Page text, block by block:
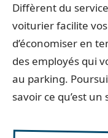
Diffèrent du
voiturier facilite
d’économiser en
des employés qui
au parking.
savoir ce qu’est